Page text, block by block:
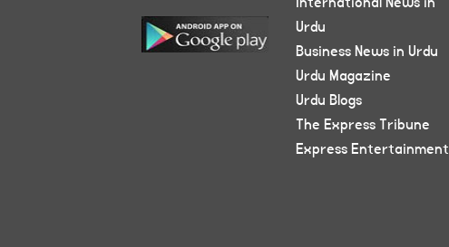
Urdu
Business News in Urdu
Urdu Magazine
Urdu Blogs
The Express Tribune
Express Entertainment